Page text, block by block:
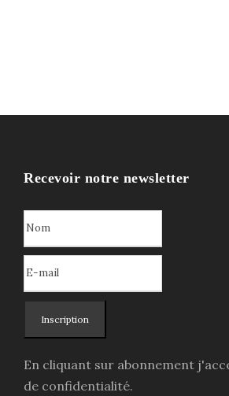
Recevoir notre newsletter
Inscription
En cliquant sur abonnement
de confidentialité.